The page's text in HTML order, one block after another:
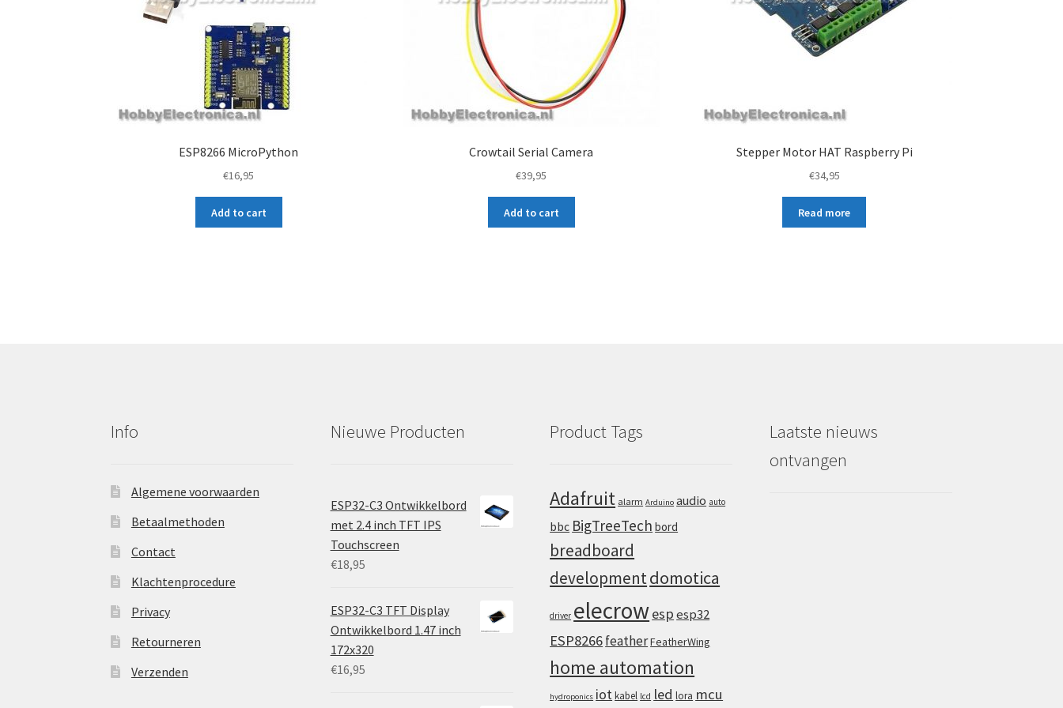
c
t
ESP8266 MicroPython
€16,95
Add to cart
Crowtail Serial Camera
€39,95
Add to cart
Stepper Motor HAT Raspberry Pi
€34,95
Read more
Info
Algemene voorwaarden
Betaalmethoden
Contact
Klachtenprocedure
Privacy
Retourneren
Verzenden
Nieuwe Producten
ESP32-C3 Ontwikkelbord
met 2.4 inch TFT IPS
Touchscreen
€18,95
ESP32-C3 TFT Display
Ontwikkelbord 1.47 inch
172x320
€16,95
Product Tags
Adafruit alarm Arduino audio auto
bbc BigTreeTech bord
breadboard
developmentdomotica
driver elecrowespesp32
ESP8266featherFeatherWing
home automation
hydroponics iot kabel lcd led lora mcu
Laatste nieuws
ontvangen